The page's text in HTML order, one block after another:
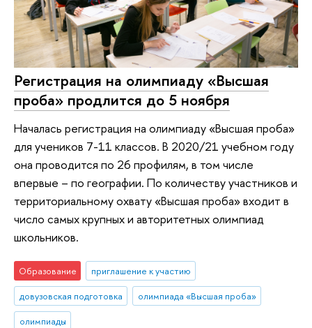
Регистрация на олимпиаду «Высшая
проба» продлится до 5 ноября
Началась регистрация на олимпиаду «Высшая проба»
для учеников 7-11 классов. В 2020/21 учебном году
она проводится по 26 профилям, в том числе
впервые – по географии. По количеству участников и
территориальному охвату «Высшая проба» входит в
число самых крупных и авторитетных олимпиад
школьников.
Образование
приглашение к участию
довузовская подготовка
олимпиада «Высшая проба»
олимпиады